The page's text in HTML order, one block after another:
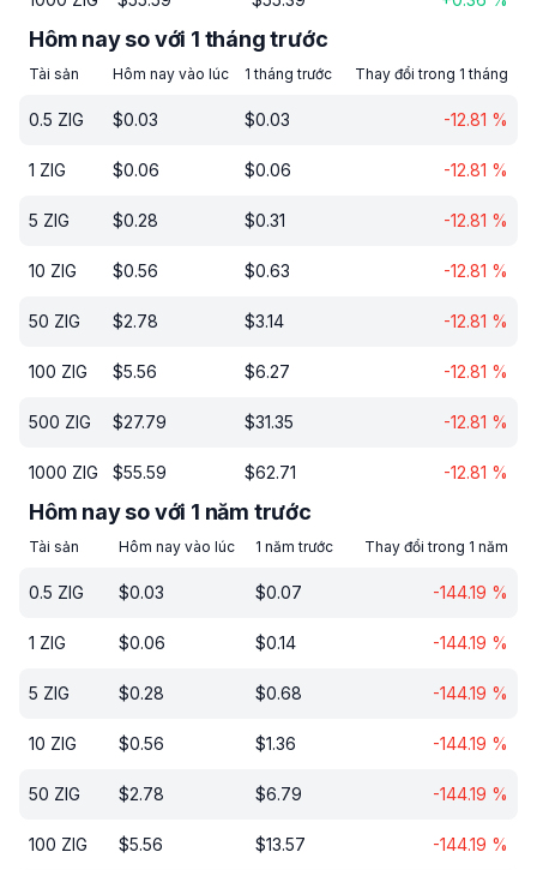
Hôm nay so với 1 tháng trước
Tài sản Hôm nay vào lúc 1 tháng trước Thay đổi trong 1 tháng
0.5 ZIG $0.03 $0.03 -12.81 %
1 ZIG $0.06 $0.06 -12.81 %
5 ZIG $0.28 $0.31 -12.81 %
10 ZIG $0.56 $0.63 -12.81 %
50 ZIG $2.78 $3.14 -12.81 %
100 ZIG $5.56 $6.27 -12.81 %
500 ZIG $27.79 $31.35 -12.81 %
1000 ZIG $55.59 $62.71 -12.81 %
Hôm nay so với 1 năm trước
Tài sản Hôm nay vào lúc 1 năm trước Thay đổi trong 1 năm
0.5 ZIG $0.03 $0.07 -144.19 %
1 ZIG $0.06 $0.14 -144.19 %
5 ZIG $0.28 $0.68 -144.19 %
10 ZIG $0.56 $1.36 -144.19 %
50 ZIG $2.78 $6.79 -144.19 %
100 ZIG $5.56 $13.57 -144.19 %